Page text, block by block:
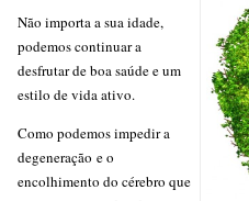
Não importa a sua idade,
podemos continuar a
desfrutar de boa saúde e um
estilo de vida ativo.
Como podemos impedir a
degeneração e o
encolhimento do cérebro que